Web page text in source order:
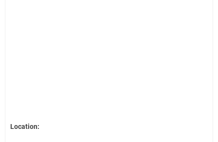
Location: